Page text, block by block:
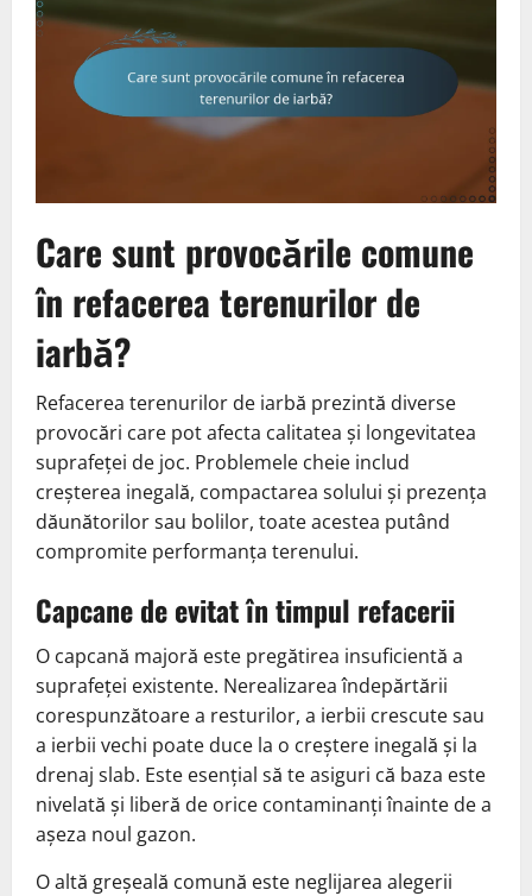
Care sunt provocările comune
în refacerea terenurilor de
iarbă?
Refacerea terenurilor de iarbă prezintă diverse
provocări care pot afecta calitatea și longevitatea
suprafeței de joc. Problemele cheie includ
creșterea inegală, compactarea solului și prezența
dăunătorilor sau bolilor, toate acestea putând
compromite performanța terenului.
Capcane de evitat în timpul refacerii
O capcană majoră este pregătirea insuficientă a
suprafeței existente. Nerealizarea îndepărtării
corespunzătoare a resturilor, a ierbii crescute sau
a ierbii vechi poate duce la o creștere inegală și la
drenaj slab. Este esențial să te asiguri că baza este
nivelată și liberă de orice contaminanți înainte de a
așeza noul gazon.
O altă greșeală comună este neglijarea alegerii